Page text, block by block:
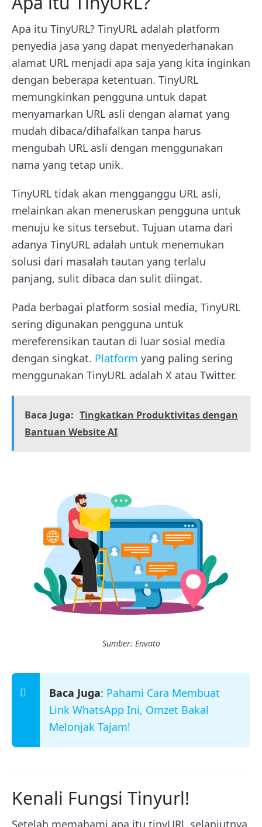
Apa itu TinyURL? TinyURL adalah platform
penyedia jasa yang dapat menyederhanakan
alamat URL menjadi apa saja yang kita inginkan
dengan beberapa ketentuan. TinyURL
memungkinkan pengguna untuk dapat
menyamarkan URL asli dengan alamat yang
mudah dibaca/dihafalkan tanpa harus
mengubah URL asli dengan menggunakan
nama yang tetap unik.
TinyURL tidak akan mengganggu URL asli,
melainkan akan meneruskan pengguna untuk
menuju ke situs tersebut. Tujuan utama dari
adanya TinyURL adalah untuk menemukan
solusi dari masalah tautan yang terlalu
panjang, sulit dibaca dan sulit diingat.
Pada berbagai platform sosial media, TinyURL
sering digunakan pengguna untuk
mereferensikan tautan di luar sosial media
dengan singkat. Platform yang paling sering
menggunakan TinyURL adalah X atau Twitter.
Baca Juga: Tingkatkan Produktivitas dengan
Bantuan Website AI
Sumber: Envato
Baca Juga: Pahami Cara Membuat
Link WhatsApp Ini, Omzet Bakal
Melonjak Tajam!
Kenali Fungsi Tinyurl!